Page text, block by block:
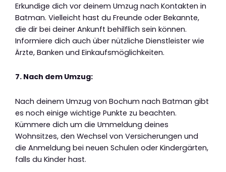
Erkundige dich vor deinem Umzug nach Kontakten in
Batman. Vielleicht hast du Freunde oder Bekannte,
die dir bei deiner Ankunft behilflich sein können.
Informiere dich auch über nützliche Dienstleister wie
Ärzte, Banken und Einkaufsmöglichkeiten.
7. Nach dem Umzug:
Nach deinem Umzug von Bochum nach Batman gibt
es noch einige wichtige Punkte zu beachten.
Kümmere dich um die Ummeldung deines
Wohnsitzes, den Wechsel von Versicherungen und
die Anmeldung bei neuen Schulen oder Kindergärten,
falls du Kinder hast.